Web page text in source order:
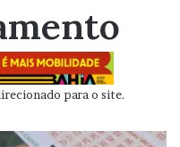
para o site.